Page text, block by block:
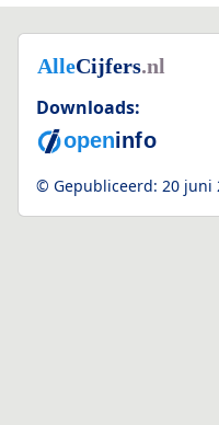
Downloads:
© Gepubliceerd: 20 juni